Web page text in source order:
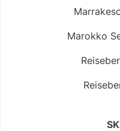
Marokko